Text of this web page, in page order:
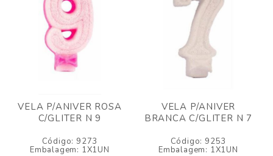
VELA P/ANIVER ROSA
C/GLITER N 9
Código: 9273
Embalagem: 1X1UN
VELA P/ANIVER
BRANCA C/GLITER N 7
Código: 9253
Embalagem: 1X1UN